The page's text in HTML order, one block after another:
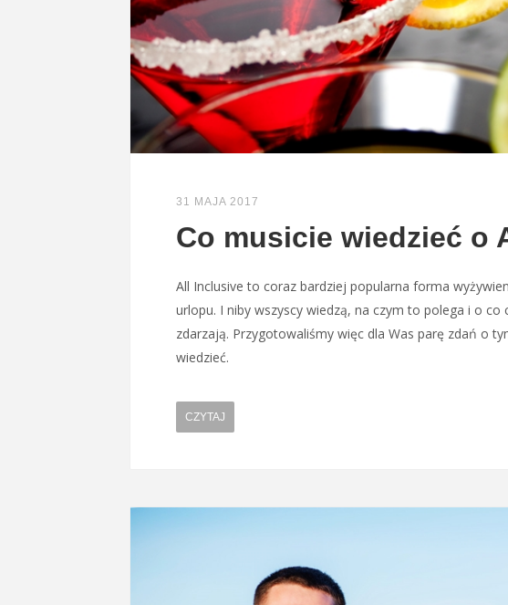
31 MAJA 2017
Co musicie wiedzieć o
All Inclusive to coraz bardziej popularna forma
urlopu. I niby wszyscy wiedzą, na czym to polega i o co
zdarzają. Przygotowaliśmy więc dla Was parę zdań o
wiedzieć.
CZYTAJ